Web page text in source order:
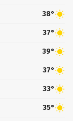
38°
37°
39°
37°
33°
35°